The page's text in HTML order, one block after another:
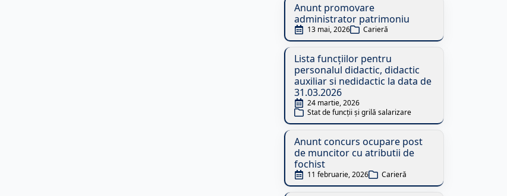
Anunt promovare
administrator patrimoniu
13 mai, 2026 Carieră
Lista funcțiilor pentru
personalul didactic, didactic
auxiliar si nedidactic la data de
31.03.2026
24 martie, 2026
Stat de funcții și grilă salarizare
Anunt concurs ocupare post
de muncitor cu atributii de
fochist
11 februarie, 2026 Carieră